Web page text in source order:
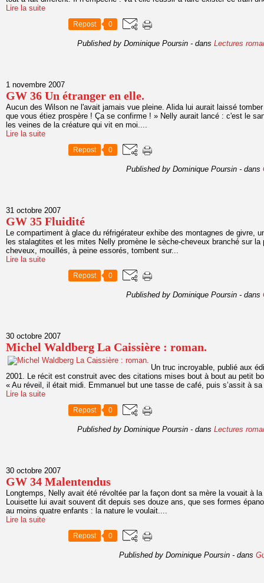
Lire la suite
Repost 0
Published by Dominique Poursin - dans Lectures
1 novembre 2007
GW 36 Un étranger en elle.
Aucun des Wilson ne l'avait jamais vue pleine. Alida lui aurait laissé
que vous étiez prospère ! Ça se confirme ! » Nelly aurait lancé : c'est le
les veines de la créature qui vit en moi....
Lire la suite
Repost 0
Published by Dominique Poursin - dans
31 octobre 2007
GW 35 Fluidité
Le compartiment à glace du réfrigérateur exhibe des montagnes de givre,
les stalagtites et les mites Nelly promène le sèche-cheveux branché sur
cheveux, mouillés, à peine essorés, tombent sur...
Lire la suite
Repost 0
Published by Dominique Poursin - dans
30 octobre 2007
Michel Waldberg La Caissière : roman.
Un truc incroyable, publié aux
2001. Le récit est construit avec des citations mises bout à bout au petit
« Au réveil, il était midi. Emmanuel but une tasse de café, puis s’assit à
Lire la suite
Repost 0
Published by Dominique Poursin - dans Lectures
30 octobre 2007
GW 34 Malentendus
Longtemps, Nelly avait été révoltée par la façon dont sa mère la vouait à
Louisette lui avait souvent dit depuis ses douze ans, que ses formes
au moins quatre enfants : la nature le voulait....
Lire la suite
Repost 0
Published by Dominique Poursin - dans